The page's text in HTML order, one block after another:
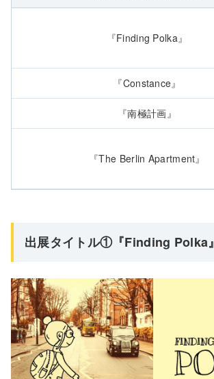
『Finding Polka』
『Constance』
『南極計画』
『The Berlin Apartment』
出展タイトル①『Finding Polka』